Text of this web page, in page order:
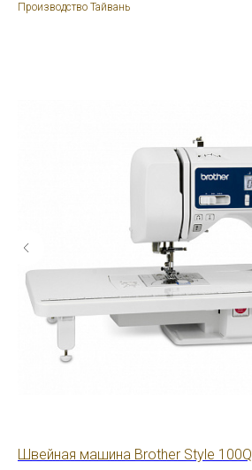
Производство Тайвань
Швейная машина Brother Style 100Q